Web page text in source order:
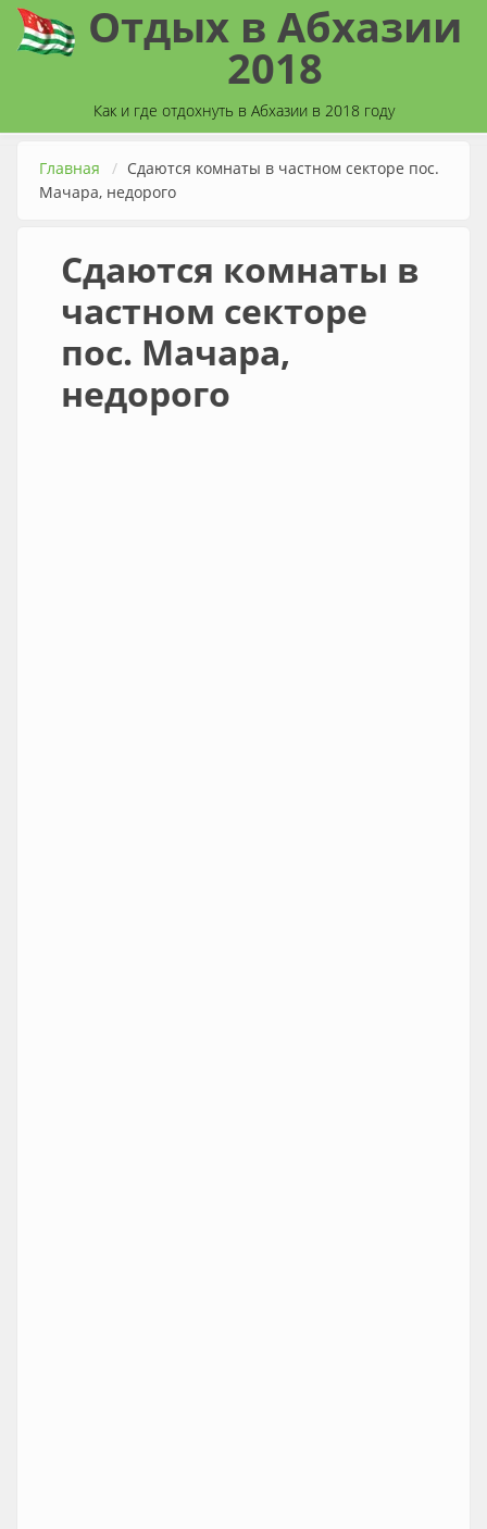
Перейти к основному содержанию
Отдых в Абхазии
2018
Как и где отдохнуть в Абхазии в 2018 году
Главная
Сдаются комнаты в частном секторе пос.
Мачара, недорого
Сдаются комнаты в
частном секторе
пос. Мачара,
недорого